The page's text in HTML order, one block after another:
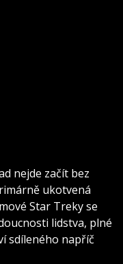
nejde začít bez
ukotvená
Star Treky se
lidstva, plné
sdíleného napříč